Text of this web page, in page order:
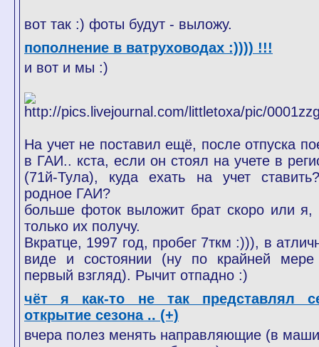
вот так :) фоты будут - выложу.
пополнение в ватруховодах :)))) !!!
и вот и мы :)
На учет не поставил ещё, после отпуска
в ГАИ.. кста, если он стоял на учете в
(71й-Тула), куда ехать на учет
родное ГАИ?
больше фоток выложит брат скоро или я,
только их получу.
Вкратце, 1997 год, пробег 7ткм :))), в
виде и состоянии (ну по крайней
первый взгляд). Рычит отпадно :)
чёт я как-то не так представлял
открытие сезона .. (+)
вчера полез менять направляющие (в